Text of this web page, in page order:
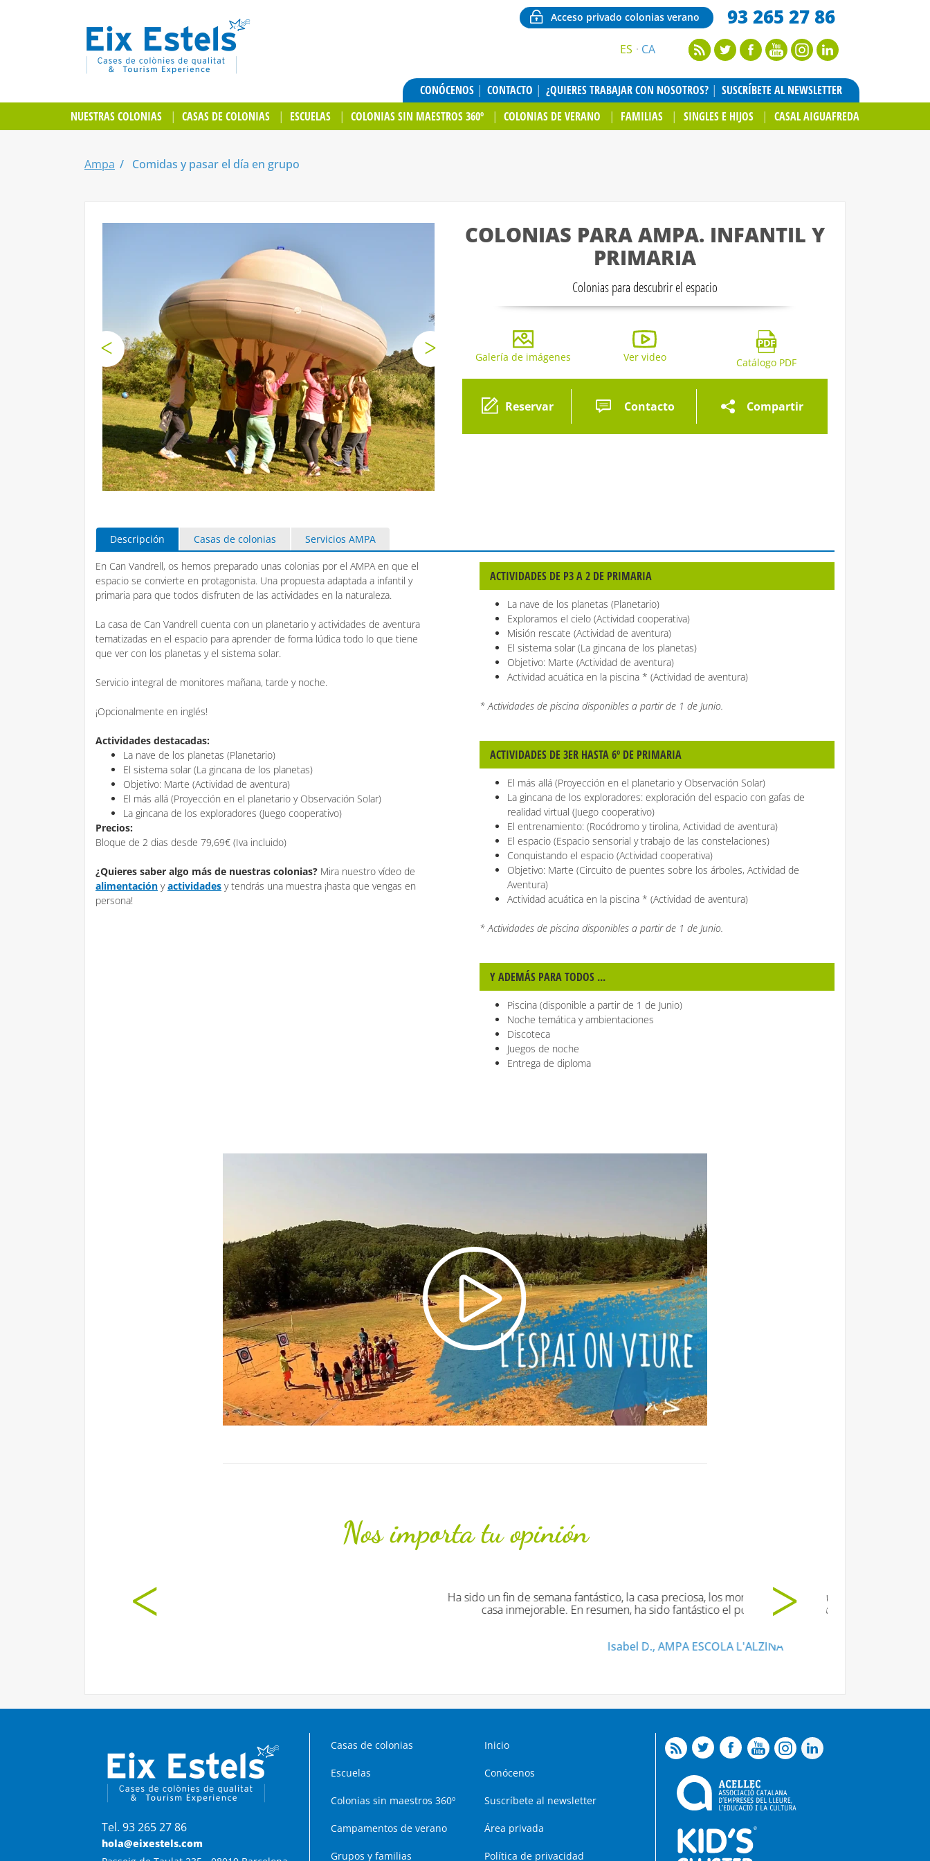
Acceso privado colonias verano 93 265 27 86
ES CA
CONÓCENOS CONTACTO ¿QUIERES TRABAJAR CON NOSOTROS?
SUSCRÍBETE AL NEWSLETTER
NUESTRAS COLONIAS
CASAS DE COLONIAS ESCUELAS COLONIAS SIN MAESTROS 360º COLONIAS DE VERANO FAMILIAS SINGLES E HIJOS CASAL AIGUAFREDA
Ampa Comidas y pasar el día en grupo
COLONIAS PARA AMPA. INFANTIL Y
PRIMARIA
Colonias para descubrir el espacio
Galería de imágenes Galería de imágenes Galería de imágenes
Ver video Catálogo PDF
Reservar Contacto Compartir
Descripción Casas de colonias Servicios AMPA
En Can Vandrell, os hemos preparado unas colonias por el AMPA en que el
espacio se convierte en protagonista. Una propuesta adaptada a infantil y
primaria para que todos disfruten de las actividades en la naturaleza.
La casa de Can Vandrell cuenta con un planetario y actividades de aventura
tematizadas en el espacio para aprender de forma lúdica todo lo que tiene
que ver con los planetas y el sistema solar.
Servicio integral de monitores mañana, tarde y noche.
¡Opcionalmente en inglés!
Actividades destacadas:
La nave de los planetas (Planetario)
El sistema solar (La gincana de los planetas)
Objetivo: Marte (Actividad de aventura)
El más allá (Proyección en el planetario y Observación Solar)
La gincana de los exploradores (Juego cooperativo)
Precios:
Bloque de 2 dias desde 79,69€ (Iva incluido)
¿Quieres saber algo más de nuestras colonias? Mira nuestro vídeo de
alimentación yactividades y tendrás una muestra ¡hasta que vengas en
persona!
ACTIVIDADES DE P3 A 2 DE PRIMARIA
La nave de los planetas (Planetario)
Exploramos el cielo (Actividad cooperativa)
Misión rescate (Actividad de aventura)
El sistema solar (La gincana de los planetas)
Objetivo: Marte (Actividad de aventura)
Actividad acuática en la piscina * (Actividad de aventura)
* Actividades de piscina disponibles a partir de 1 de Junio.
ACTIVIDADES DE 3ER HASTA 6º DE PRIMARIA
El más allá (Proyección en el planetario y Observación Solar)
La gincana de los exploradores: exploración del espacio con gafas de
realidad virtual (Juego cooperativo)
El entrenamiento: (Rocódromo y tirolina, Actividad de aventura)
El espacio (Espacio sensorial y trabajo de las constelaciones)
Conquistando el espacio (Actividad cooperativa)
Objetivo: Marte (Circuito de puentes sobre los árboles, Actividad de
Aventura)
Actividad acuática en la piscina * (Actividad de aventura)
* Actividades de piscina disponibles a partir de 1 de Junio.
Y ADEMÁS PARA TODOS ...
Piscina (disponible a partir de 1 de Junio)
Noche temática y ambientaciones
Discoteca
Juegos de noche
Entrega de diploma
Nos importa tu opinión
Ha sido un fin de semana fantástico, la casa preciosa, los monitores espectaculares y el personal de la
casa inmejorable. En resumen, ha sido fantástico el poder pasar estos días alla. Gracias.
Tel. 93 265 27 86
hola@eixestels.com
Casas de colonias Inicio
Escuelas Conócenos
Colonias sin maestros 360º Suscríbete al newsletter
Campamentos de verano Área privada
Grupos y familias Política de privacidad